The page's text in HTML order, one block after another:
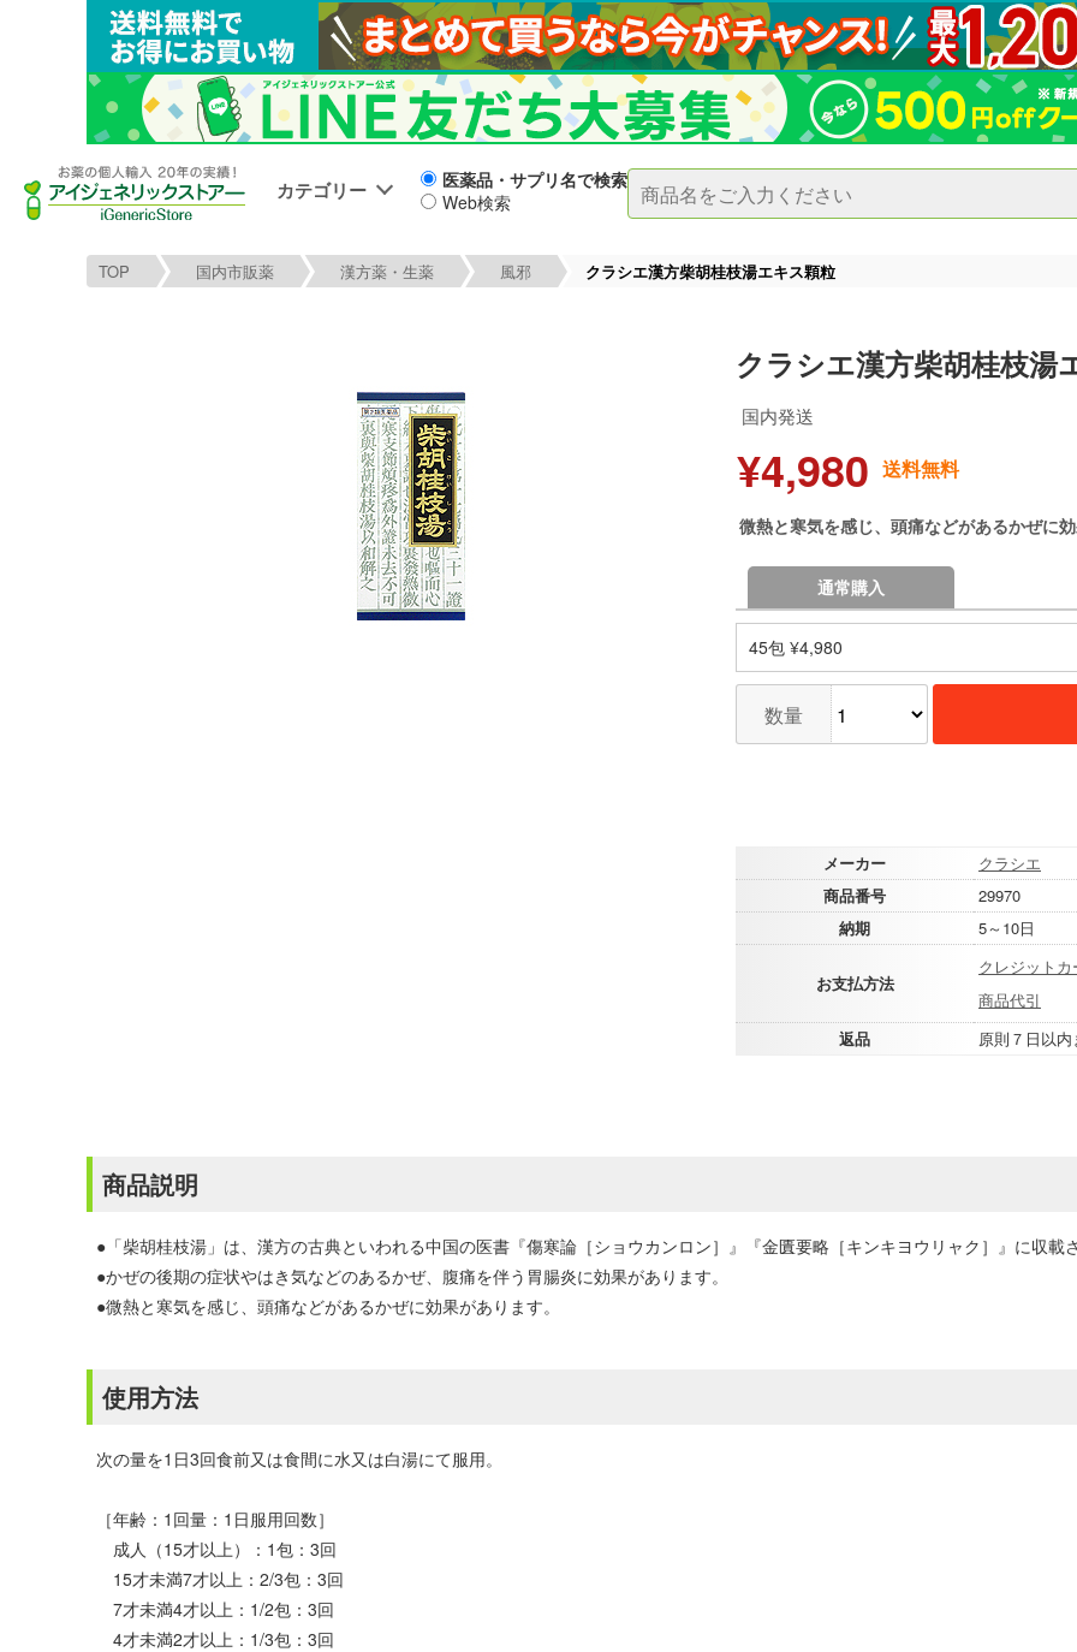
カテゴリー
医薬品・サプリ名で検索
Web検索
TOP 国内市販薬 漢方薬・生薬 風邪 クラシエ漢方柴胡桂枝湯エキス顆粒
クラシエ漢方柴胡桂枝湯
国内発送
¥4,980 送料無料
微熱と寒気を感じ、頭痛などがあるかぜに
通常購入
45包 ¥4,980
数量
メーカー
クラシエ
商品番号
29970
納期
5～10日
お支払方法
クレジットカ
商品代引
返品
原則７日以内
商品説明
●「柴胡桂枝湯」は、漢方の古典といわれる中国の医書『傷寒論［ショウカンロン］』『金匱要略［キンキヨウリャク］』に収載
●かぜの後期の症状やはき気などのあるかぜ、腹痛を伴う胃腸炎に効果があります。
●微熱と寒気を感じ、頭痛などがあるかぜに効果があります。
使用方法
次の量を1日3回食前又は食間に水又は白湯にて服用。
［年齢：1回量：1日服用回数］
成人（15才以上）：1包：3回
15才未満7才以上：2/3包：3回
7才未満4才以上：1/2包：3回
4才未満2才以上：1/3包：3回